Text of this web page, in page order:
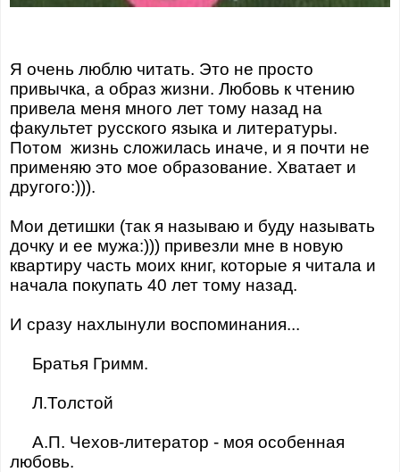
Я очень люблю читать. Это не просто
привычка, а образ жизни. Любовь к чтению
привела меня много лет тому назад на
факультет русского языка и литературы.
Потом жизнь сложилась иначе, и я почти не
применяю это мое образование. Хватает и
другого:))).
Мои детишки (так я называю и буду называть
дочку и ее мужа:))) привезли мне в новую
квартиру часть моих книг, которые я читала и
начала покупать 40 лет тому назад.
И сразу нахлынули воспоминания...
Братья Гримм.
Л.Толстой
А.П. Чехов-литератор - моя особенная
любовь.